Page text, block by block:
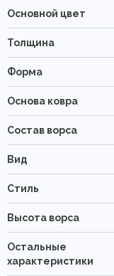
Основной цвет
Толщина
Форма
Основа ковра
Состав ворса
Вид
Стиль
Высота ворса
Остальные
характеристики